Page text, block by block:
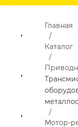
Главная
Каталог
Мотор-